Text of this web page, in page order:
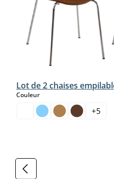
Lot de 2 chaises
Couleurselect
+5